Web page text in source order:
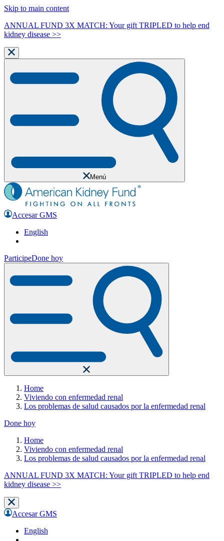
Skip to main content
ANNUAL FUND 3X MATCH: Your gift TRIPLED to help end
kidney disease >>
Menú
Accesar GMS
English
ParticipeDone hoy
Home
Viviendo con enfermedad renal
Los problemas de salud causados por la enfermedad renal
Done hoy
Home
Viviendo con enfermedad renal
Los problemas de salud causados por la enfermedad renal
ANNUAL FUND 3X MATCH: Your gift TRIPLED to help end
kidney disease >>
Accesar GMS
English